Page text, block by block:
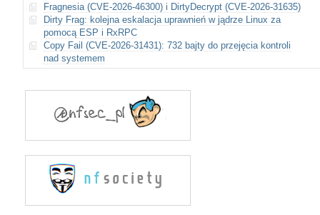
Fragnesia (CVE-2026-46300) i DirtyDecrypt (CVE-2026-31635)
Dirty Frag: kolejna eskalacja uprawnień w jądrze Linux za
pomocą ESP i RxRPC
Copy Fail (CVE-2026-31431): 732 bajty do przejęcia kontroli
nad systemem